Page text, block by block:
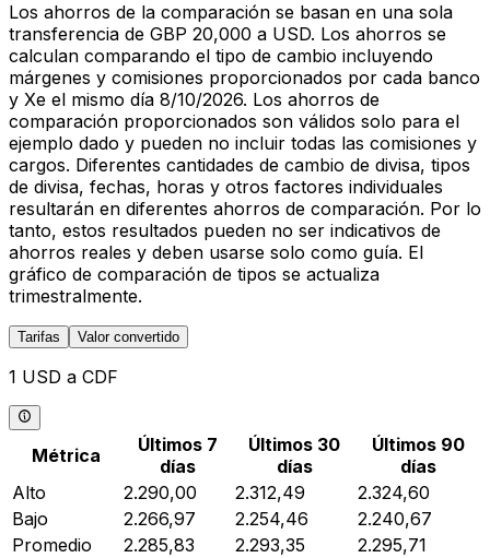
Los ahorros de la comparación se basan en una sola
transferencia de GBP 20,000 a USD. Los ahorros se
calculan comparando el tipo de cambio incluyendo
márgenes y comisiones proporcionados por cada banco
y Xe el mismo día 8/10/2026. Los ahorros de
comparación proporcionados son válidos solo para el
ejemplo dado y pueden no incluir todas las comisiones y
cargos. Diferentes cantidades de cambio de divisa, tipos
de divisa, fechas, horas y otros factores individuales
resultarán en diferentes ahorros de comparación. Por lo
tanto, estos resultados pueden no ser indicativos de
ahorros reales y deben usarse solo como guía. El
gráfico de comparación de tipos se actualiza
trimestralmente.
Tarifas Valor convertido
1 USD a CDF
Métrica
Últimos 7
días
Últimos 30
días
Últimos 90
días
Alto
2.290,00 2.312,49
2.324,60
Bajo
2.266,97 2.254,46
2.240,67
Promedio
2.285,83 2.293,35
2.295,71